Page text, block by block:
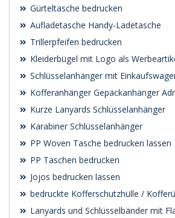
Gürteltasche bedrucken
Aufladetasche Handy-Ladetasche
Trillerpfeifen bedrucken
Kleiderbügel mit Logo als
Schlüsselanhänger mit
Kofferanhänger Gepäckanhänger
Kurze Lanyards Schlüsselanhänger
Karabiner Schlüsselanhänger
PP Woven Tasche bedrucken lassen
PP Taschen bedrucken
Jojos bedrucken lassen
bedruckte Kofferschutzhülle /
Lanyards und Schlüsselbänder mit